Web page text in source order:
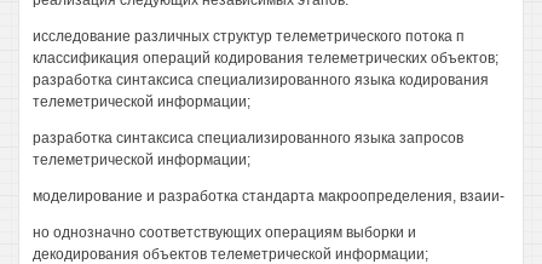
исследование различных структур телеметрического потока п
классификация операций кодирования телеметрических объектов;
разработка синтаксиса специализированного языка кодирования
телеметрической информации;
разработка синтаксиса специализированного языка запросов
телеметрической информации;
моделирование и разработка стандарта макроопределения, взаии-
но однозначно соответствующих операциям выборки и
декодирования объектов телеметрической информации;